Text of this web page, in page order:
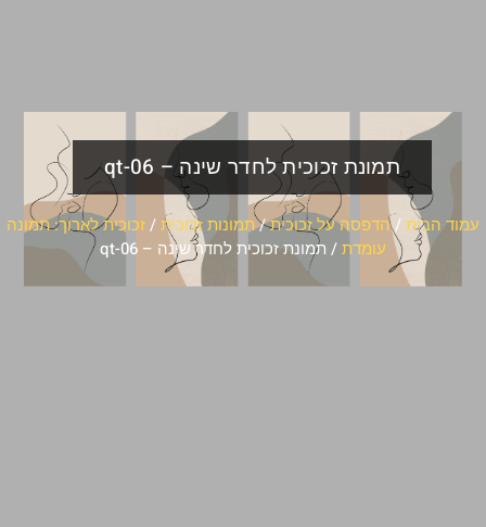
תמונת זכוכית לחדר שינה – qt-06
עמוד הבית /הדפסה על זכוכית/תמונות זכוכית/זכוכית לארוך: תמונה
עומדת/ תמונת זכוכית לחדר שינה – qt-06